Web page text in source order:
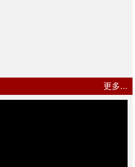
更多...